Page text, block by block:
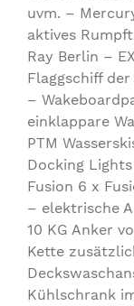
uvm. –
aktives
Ray Berlin –
Flaggschiff
–
einklappare
PTM
Docking
Fusion 6 x
– elektrische
10 KG Anker
Kette
Kühlschrank